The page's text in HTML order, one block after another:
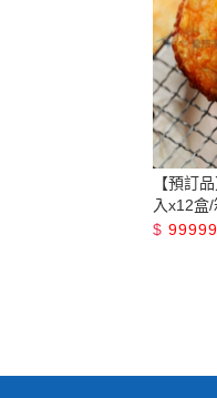
【預訂
入x12盒/
$ 99999